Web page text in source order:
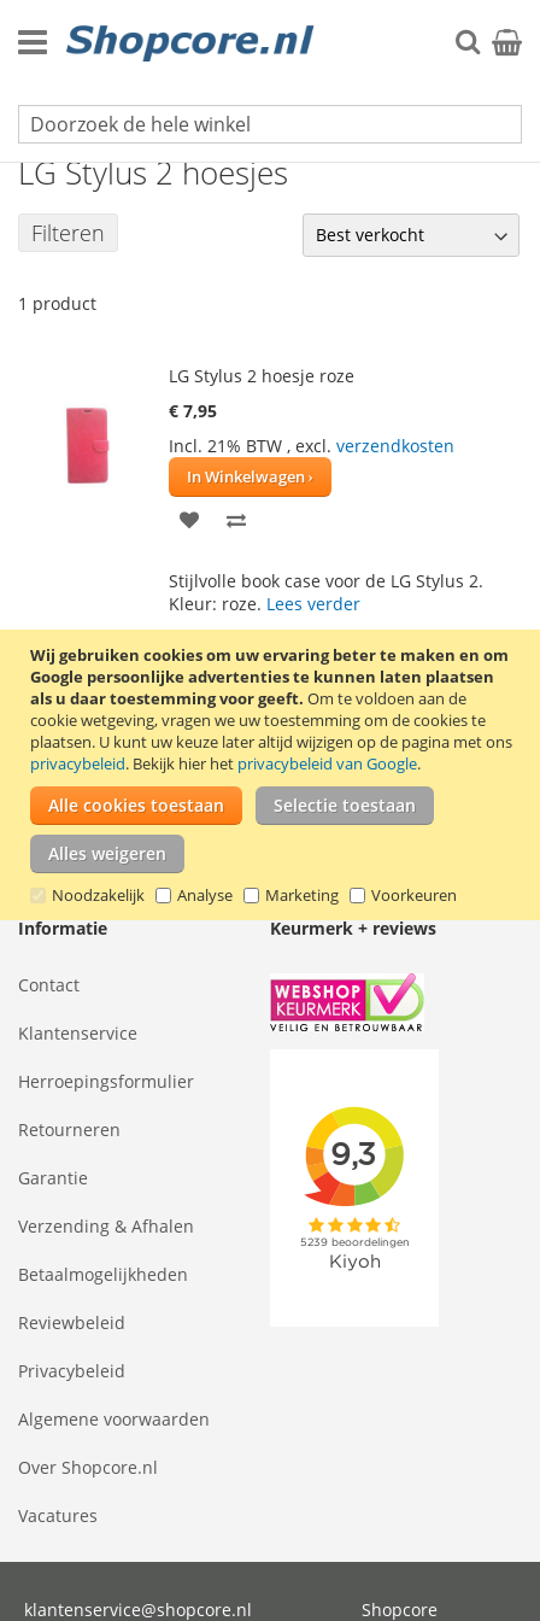
Wij gebruiken cookies om uw ervaring beter te maken en om
Google persoonlijke advertenties te kunnen laten plaatsen
als u daar toestemming voor geeft. Om te voldoen aan de
cookie wetgeving, vragen we uw toestemming om de cookies te
plaatsen. U kunt uw keuze later altijd wijzigen op de pagina met ons
privacybeleid. Bekijk hier het privacybeleid van Google.
Alle cookies toestaan Selectie toestaan
Alles weigeren
Noodzakelijk Analyse Marketing Voorkeuren
naar
de
Zoek
LG hoesjes
LG Stylus 2 hoesjes
Filteren
1 product
LG Stylus 2 hoesje roze
€ 7,95
Incl. 21% BTW , excl. verzendkosten
In Winkelwagen
VOEG
AAN
VERLANGLIJST
TE
VERGELIJKEN
Stijlvolle book case voor de LG Stylus 2.
Kleur: roze. Lees verder
Mijn verlanglijst
U hebt niets op uw verlanglijst staan.
Informatie
Contact
Klantenservice
Herroepingsformulier
Retourneren
Garantie
Verzending & Afhalen
Betaalmogelijkheden
Reviewbeleid
Privacybeleid
Algemene voorwaarden
Over Shopcore.nl
Vacatures
Keurmerk + reviews
klantenservice@shopcore.nl Shopcore